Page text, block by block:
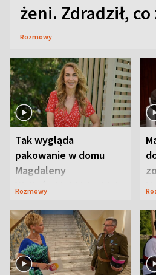
żeni. Zdradził,
Rozmowy
Tak wygląda
pakowanie w domu
Magdaleny
Waligórskiej-Lisieckiej.
Rozmowy